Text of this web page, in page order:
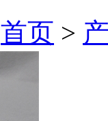
首页 >